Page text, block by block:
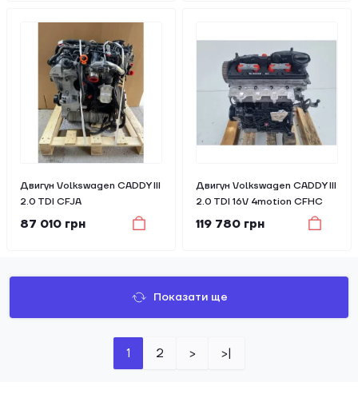
Двигун Volkswagen CADDY III
2.0 TDI CFJA
87 010 грн
Двигун Volkswagen CADDY III
2.0 TDI 16V 4motion CFHC
119 780 грн
Показати ще
1 2 > >|